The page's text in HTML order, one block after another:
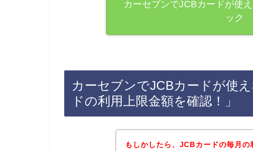
カーセブンでJCBカードが使
ック
カーセブンでJCBカードが使
ドの利用上限金額を確認！」
もしかしたら、JCBカードの毎月の